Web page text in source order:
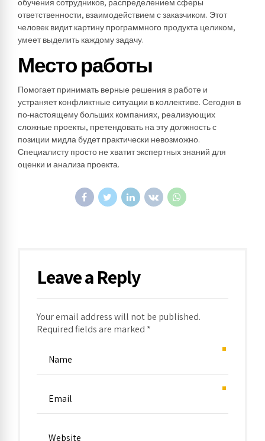
ответственности, взаимодействием с заказчиком. Этот
человек видит картину программного продукта целиком,
умеет выделить каждому задачу.
Место работы
Помогает принимать верные решения в работе и
устраняет конфликтные ситуации в коллективе. Сегодня в
по-настоящему больших компаниях, реализующих
сложные проекты, претендовать на эту должность с
позиции мидла будет практически невозможно.
Специалисту просто не хватит экспертных знаний для
оценки и анализа проекта.
Leave a Reply
Your email address will not be published.
Required fields are marked *